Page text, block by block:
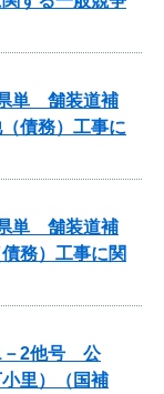
単 舗装道補
債務）工事に
単 舗装道補
務）工事に関
－2他号 公
里）（国補